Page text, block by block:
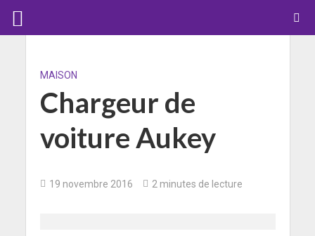
MAISON
Chargeur de
voiture Aukey
19 novembre 2016 2 minutes de lecture